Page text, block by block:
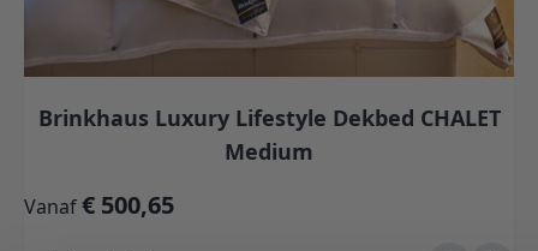
Brinkhaus Luxury Lifestyle Dekbed CHALET
Medium
Vanaf€ 500,65